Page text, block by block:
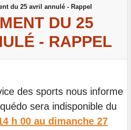
du 25 avril annulé - Rappel
DU 25
- RAPPEL
des sports nous informe
sera indisponible du
h 00 au dimanche 27